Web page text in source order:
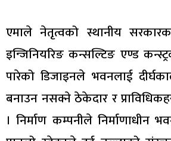
एमाले नेतृत्वको स्थानीय
इन्जिनियरिङ कन्सल्टिङ एण्ड
पारेको डिजाइनले भवनलाई
बनाउन नसक्ने ठेकेदार र
। निर्माण कम्पनीले निर्माणाधीन